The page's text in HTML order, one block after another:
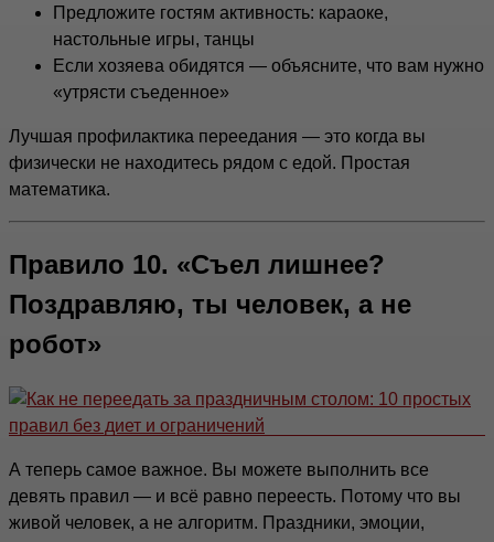
Предложите гостям активность: караоке,
настольные игры, танцы
Если хозяева обидятся — объясните, что вам нужно
«утрясти съеденное»
Лучшая профилактика переедания — это когда вы
физически не находитесь рядом с едой. Простая
математика.
Правило 10. «Съел лишнее?
Поздравляю, ты человек, а не
робот»
А теперь самое важное. Вы можете выполнить все
девять правил — и всё равно переесть. Потому что вы
живой человек, а не алгоритм. Праздники, эмоции,